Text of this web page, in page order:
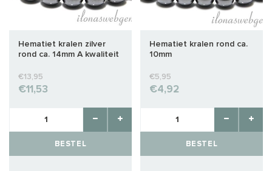
Hematiet kralen zilver
rond ca. 14mm A kwaliteit
€13,95
€11,53
BESTEL
Hematiet kralen rond ca.
10mm
€5,95
€4,92
BESTEL